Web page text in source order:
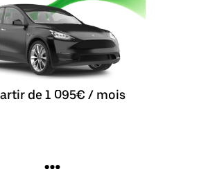
de 1 095€ / mois